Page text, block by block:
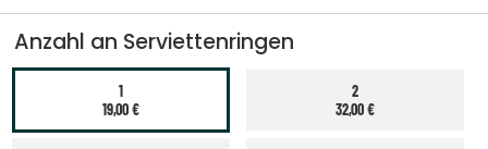
Anzahl an Serviettenringen
1
19,00 €
2
32,00 €